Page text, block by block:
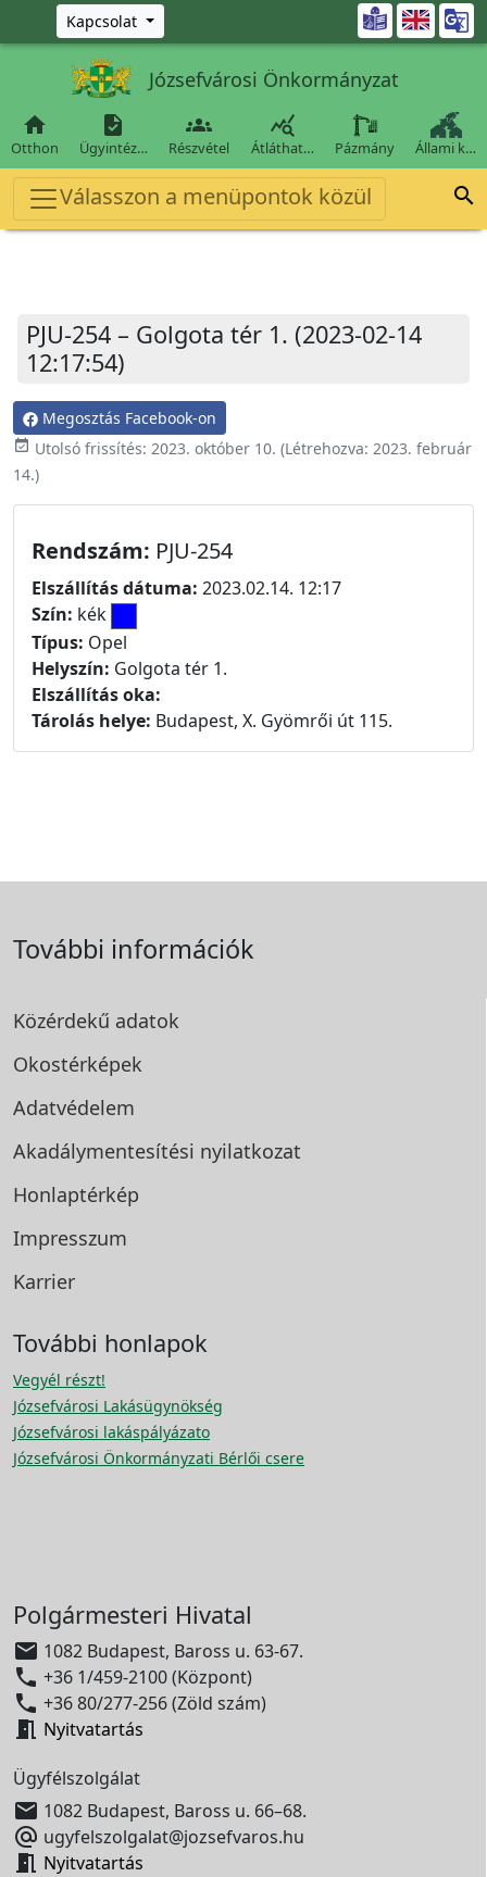
Ugrás a fő tartalomra
Kapcsolat 
Józsefvárosi Önkormányzat

Otthon

Ügyintéz…

Részvétel

Átláthat… Pázmány Állami k…
Válasszon a menüpontok közül 
PJU-254 – Golgota tér 1. (2023-02-14
12:17:54)
Megosztás Facebook-on
event_available Utolsó frissítés: 2023. október 10. (Létrehozva: 2023. február
14.)
Rendszám: PJU-254
Elszállítás dátuma: 2023.02.14. 12:17
Szín: kék
Típus: Opel
Helyszín: Golgota tér 1.
Elszállítás oka:
Tárolás helye: Budapest, X. Gyömrői út 115.
További információk
Közérdekű adatok
Okostérképek
Adatvédelem
Akadálymentesítési nyilatkozat
Honlaptérkép
Impresszum
Karrier
További honlapok
Vegyél részt!
Józsefvárosi Lakásügynökség
Józsefvárosi lakáspályázato
Józsefvárosi Önkormányzati Bérlői csere
Polgármesteri Hivatal
 1082 Budapest, Baross u. 63-67.
 +36 1/459-2100 (Központ)
 +36 80/277-256 (Zöld szám)
 Nyitvatartás
Ügyfélszolgálat
 1082 Budapest, Baross u. 66–68.
 ugyfelszolgalat@jozsefvaros.hu
 Nyitvatartás